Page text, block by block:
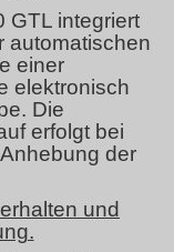
GTL integriert
automatischen
einer
elektronisch
Die
erfolgt bei
der
und